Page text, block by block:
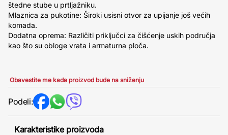
štedne stube u prtljažniku.
Mlaznica za pukotine: Široki usisni otvor za upijanje još većih
komada.
Dodatna oprema: Različiti priključci za čišćenje uskih područja
kao što su obloge vrata i armaturna ploča.
Obavestite me kada proizvod bude na sniženju
Podeli:
Karakteristike proizvoda